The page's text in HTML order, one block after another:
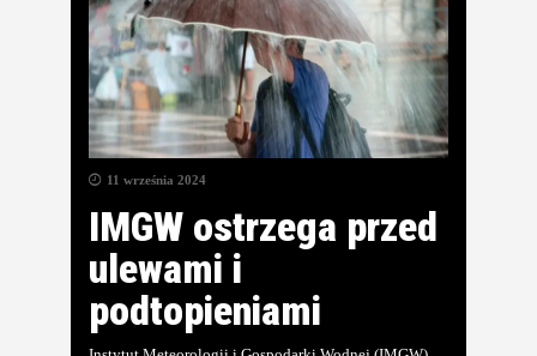
11 września 2024
IMGW ostrzega przed
ulewami i
podtopieniami